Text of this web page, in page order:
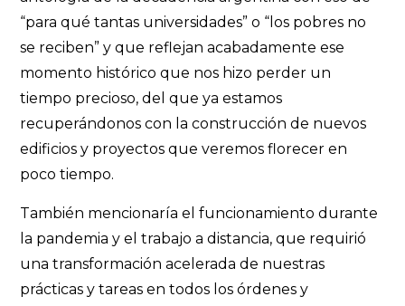
“para qué tantas universidades” o “los pobres no
se reciben” y que reflejan acabadamente ese
momento histórico que nos hizo perder un
tiempo precioso, del que ya estamos
recuperándonos con la construcción de nuevos
edificios y proyectos que veremos florecer en
poco tiempo.
También mencionaría el funcionamiento durante
la pandemia y el trabajo a distancia, que requirió
una transformación acelerada de nuestras
prácticas y tareas en todos los órdenes y